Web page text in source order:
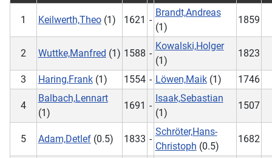
1 Keilwerth,Theo(1) 1621 -
Brandt,Andreas
(1)
1859
2 Wuttke,Manfred (1) 1588 -
Kowalski,Holger
(1)
1823
3 Haring,Frank(1) 1554 - Löwen,Maik(1) 1746
4
Balbach,Lennart
(1)
1691 -
Isaak,Sebastian
(1)
1507
5 Adam,Detlef(0.5) 1833 -
Schröter,Hans-
Christoph (0.5)
1682